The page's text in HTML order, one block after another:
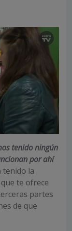
tenido ningún
por ahí
tenido la
te ofrece
partes
de que